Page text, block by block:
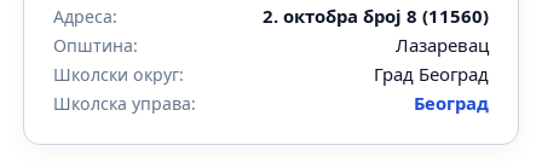
Адреса: 2. октобра број 8 (11560)
Општина: Лазаревац
Школски округ: Град Београд
Школска управа: Београд